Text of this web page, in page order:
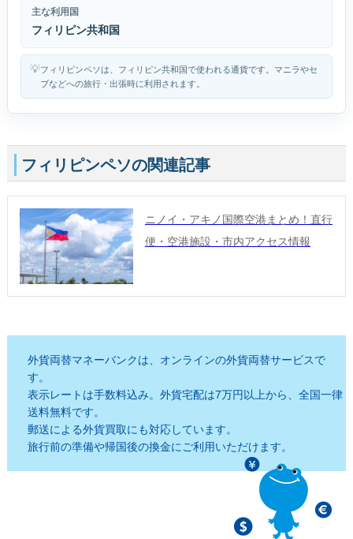
主な利用国
フィリピン共和国
💡フィリピンペソは、フィリピン共和国で使われる通貨です。マニラやセ
ブなどへの旅行・出張時に利用されます。
フィリピンペソの関連記事
ニノイ・アキノ国際空港まとめ！直行
便・空港施設・市内アクセス情報
外貨両替マネーバンクは、オンラインの外貨両替サービスで
す。
表示レートは手数料込み。外貨宅配は7万円以上から、全国一律
送料無料です。
郵送による外貨買取にも対応しています。
旅行前の準備や帰国後の換金にご利用いただけます。